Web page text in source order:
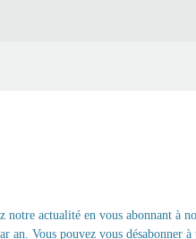
notre actualité en vous abonnant à
an. Vous pouvez vous désabonner